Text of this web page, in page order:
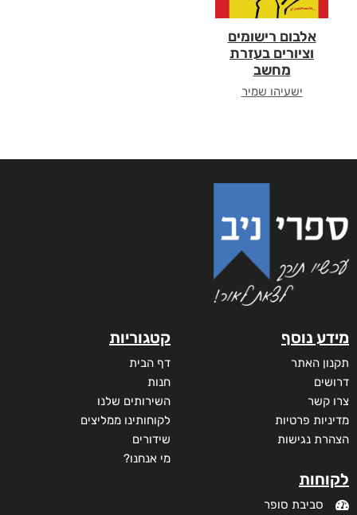
אלבום רישומים
וציורים בעזרת
מחשב
ישעיהו שמיר
מידע נוסף
תקנון האתר
דרושים
צרו קשר
מדיניות פרטיות
הצהרת נגישות
לקוחות
סביבת סופר
קטגוריות
דף הבית
חנות
השירותים שלנו
לקוחותינו ממליצים
שידורים
מי אנחנו?